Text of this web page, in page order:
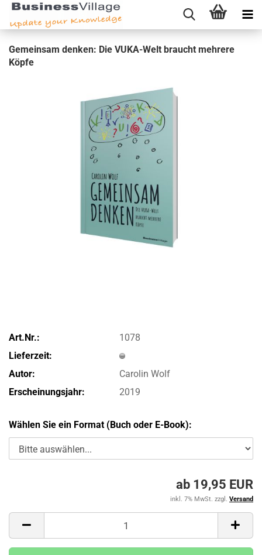
Ge­mein­sam den­ken: Die VUKA-​Welt braucht meh­re­re
Köpfe
Art.Nr.:
1078
Lieferzeit:
Autor:
Carolin Wolf
Erscheinungsjahr:
2019
Wählen Sie ein Format (Buch oder E-Book):
ab 19,95 EUR
inkl. 7% MwSt. zzgl. Versand